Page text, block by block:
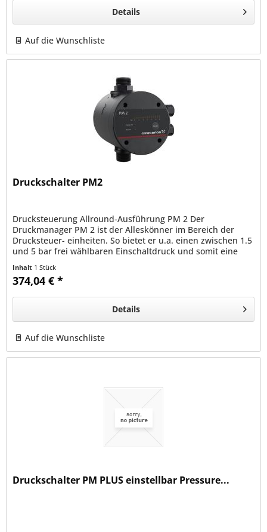
Details
Auf die Wunschliste
Druckschalter PM2
Drucksteuerung Allround-Ausführung PM 2 Der
Druckmanager PM 2 ist der Alleskönner im Bereich der
Drucksteuer- einheiten. So bietet er u.a. einen zwischen 1.5
und 5 bar frei wählbaren Einschaltdruck und somit eine
Inhalt 1 Stück
374,04 € *
Details
Auf die Wunschliste
Druckschalter PM PLUS einstellbar Pressure...